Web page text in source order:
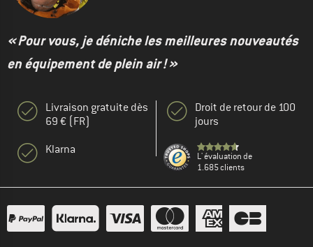
« Pour vous, je déniche les meilleures nouveautés
en équipement de plein air ! »
Livraison gratuite dès
69 € (FR)
Klarna
Droit de retour de 100
jours
L' évaluation de
1.685 clients